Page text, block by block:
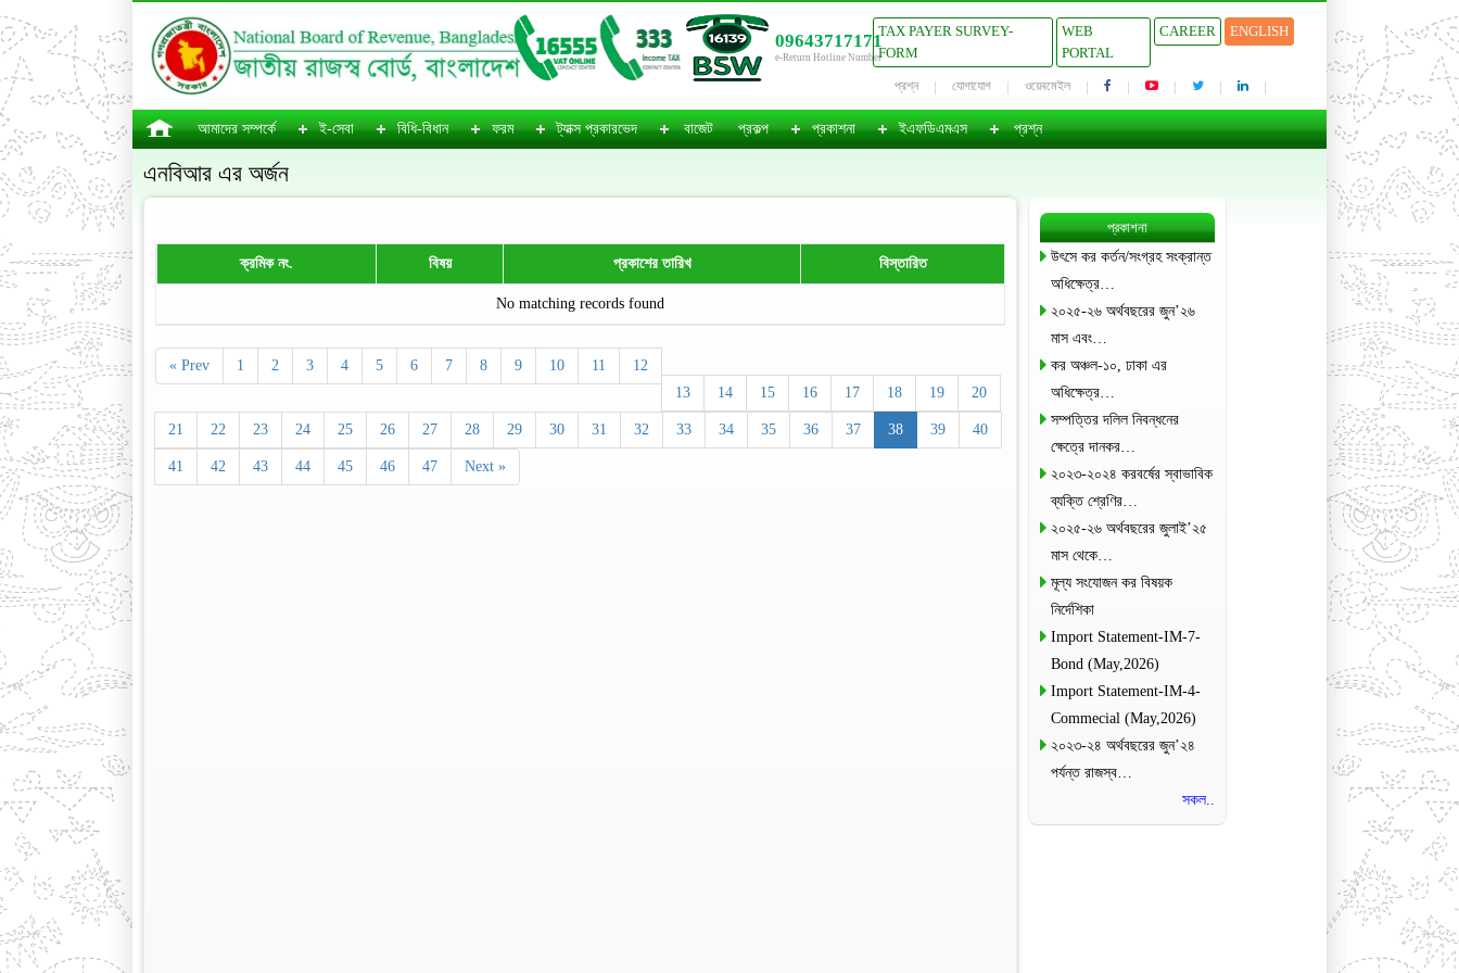
09643717171
e-Return Hotline Number
TAX PAYER SURVEY-
FORM
WEB
PORTAL
CAREER ENGLISH
প্রশ্ন যোগাযোগ ওয়েবমেইল
আমাদের সম্পর্কে ই-সেবা বিধি-বিধান ফরম ট্যাক্স প্রকারভেদ বাজেট প্রকল্প প্রকাশনা ইএফডিএমএস প্রশ্ন
এনবিআর এর অর্জন
ক্রমিক নং. বিষয় প্রকাশের তারিখ বিস্তারিত
No matching records found
« Prev 1 2 3 4 5 6 7 8 9 10 11
12
13
14 15 16 17 18 19 20
21 22 23 24 25 26 27 28 29 30 31 32 33 34 35 36 37 38 39 40
41 42 43 44 45 46 47 Next »
প্রকাশনা
উৎসে কর কর্তন/সংগ্রহ সংক্রান্ত
অধিক্ষেত্র…
২০২৫-২৬ অর্থবছরের জুন’২৬
মাস এবং…
কর অঞ্চল-১০, ঢাকা এর
অধিক্ষেত্র…
সম্পত্তির দলিল নিবন্ধনের
ক্ষেত্রে দানকর…
২০২৩-২০২৪ করবর্ষের স্বাভাবিক
ব্যক্তি শ্রেণির…
২০২৫-২৬ অর্থবছরের জুলাই’২৫
মাস থেকে…
মূল্য সংযোজন কর বিষয়ক
নির্দেশিকা
Import Statement-IM-7-
Bond (May,2026)
Import Statement-IM-4-
Commecial (May,2026)
২০২৩-২৪ অর্থবছরের জুন’২৪
পর্যন্ত রাজস্ব…
সকল..